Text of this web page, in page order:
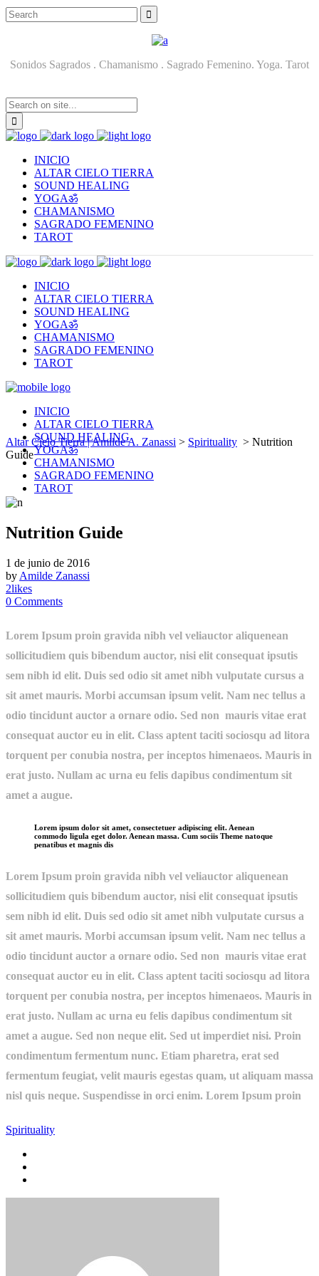
Sonidos Sagrados . Chamanismo . Sagrado Femenino. Yoga. Tarot
INICIO
ALTAR CIELO TIERRA
SOUND HEALING
YOGAॐ
CHAMANISMO
SAGRADO FEMENINO
TAROT
INICIO
ALTAR CIELO TIERRA
SOUND HEALING
YOGAॐ
CHAMANISMO
SAGRADO FEMENINO
TAROT
INICIO
ALTAR CIELO TIERRA
SOUND HEALING
YOGAॐ
CHAMANISMO
SAGRADO FEMENINO
TAROT
Altar Cielo Tierra | Amilde A. Zanassi > Spirituality > Nutrition
Guide
Nutrition Guide
1 de junio de 2016
by Amilde Zanassi
2likes
0 Comments
Lorem Ipsum proin gravida nibh vel veliauctor aliquenean
sollicitudiem quis bibendum auctor, nisi elit consequat ipsutis
sem nibh id elit. Duis sed odio sit amet nibh vulputate cursus a
sit amet mauris. Morbi accumsan ipsum velit. Nam nec tellus a
odio tincidunt auctor a ornare odio. Sed non mauris vitae erat
consequat auctor eu in elit. Class aptent taciti sociosqu ad litora
torquent per conubia nostra, per inceptos himenaeos. Mauris in
erat justo. Nullam ac urna eu felis dapibus condimentum sit
amet a augue.
Lorem ipsum dolor sit amet, consectetuer adipiscing elit. Aenean
commodo ligula eget dolor. Aenean massa. Cum sociis Theme natoque
penatibus et magnis dis
Lorem Ipsum proin gravida nibh vel veliauctor aliquenean
sollicitudiem quis bibendum auctor, nisi elit consequat ipsutis
sem nibh id elit. Duis sed odio sit amet nibh vulputate cursus a
sit amet mauris. Morbi accumsan ipsum velit. Nam nec tellus a
odio tincidunt auctor a ornare odio. Sed non mauris vitae erat
consequat auctor eu in elit. Class aptent taciti sociosqu ad litora
torquent per conubia nostra, per inceptos himenaeos. Mauris in
erat justo. Nullam ac urna eu felis dapibus condimentum sit
amet a augue. Sed non neque elit. Sed ut imperdiet nisi. Proin
condimentum fermentum nunc. Etiam pharetra, erat sed
fermentum feugiat, velit mauris egestas quam, ut aliquam massa
nisl quis neque. Suspendisse in orci enim. Lorem Ipsum proin
Spirituality